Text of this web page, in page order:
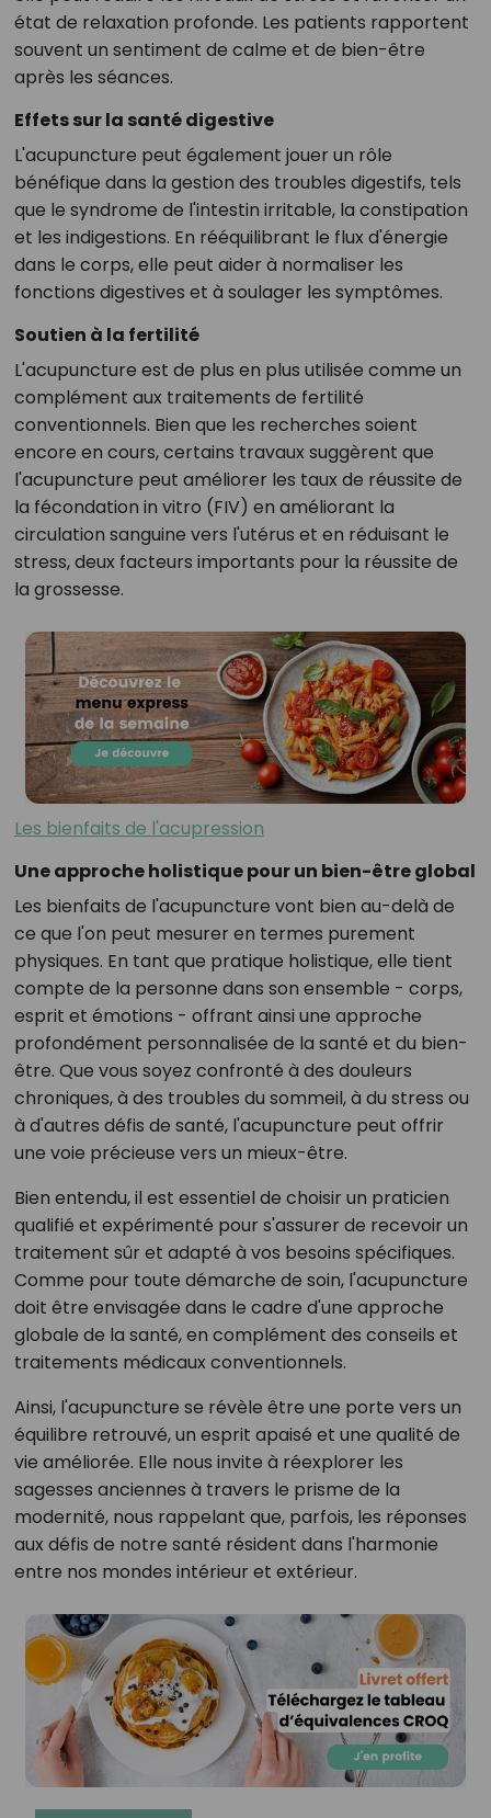
état de relaxation profonde. Les patients rapportent
souvent un sentiment de calme et de bien-être
après les séances.
Effets sur la santé digestive
L'acupuncture peut également jouer un rôle
bénéfique dans la gestion des troubles digestifs, tels
que le syndrome de l'intestin irritable, la constipation
et les indigestions. En rééquilibrant le flux d'énergie
dans le corps, elle peut aider à normaliser les
fonctions digestives et à soulager les symptômes.
Soutien à la fertilité
L'acupuncture est de plus en plus utilisée comme un
complément aux traitements de fertilité
conventionnels. Bien que les recherches soient
encore en cours, certains travaux suggèrent que
l'acupuncture peut améliorer les taux de réussite de
la fécondation in vitro (FIV) en améliorant la
circulation sanguine vers l'utérus et en réduisant le
stress, deux facteurs importants pour la réussite de
la grossesse.
Les bienfaits de l'acupression
Une approche holistique pour un bien-être global
Les bienfaits de l'acupuncture vont bien au-delà de
ce que l'on peut mesurer en termes purement
physiques. En tant que pratique holistique, elle tient
compte de la personne dans son ensemble - corps,
esprit et émotions - offrant ainsi une approche
profondément personnalisée de la santé et du bien-
être. Que vous soyez confronté à des douleurs
chroniques, à des troubles du sommeil, à du stress ou
à d'autres défis de santé, l'acupuncture peut offrir
une voie précieuse vers un mieux-être.
Bien entendu, il est essentiel de choisir un praticien
qualifié et expérimenté pour s'assurer de recevoir un
traitement sûr et adapté à vos besoins spécifiques.
Comme pour toute démarche de soin, l'acupuncture
doit être envisagée dans le cadre d'une approche
globale de la santé, en complément des conseils et
traitements médicaux conventionnels.
Ainsi, l'acupuncture se révèle être une porte vers un
équilibre retrouvé, un esprit apaisé et une qualité de
vie améliorée. Elle nous invite à réexplorer les
sagesses anciennes à travers le prisme de la
modernité, nous rappelant que, parfois, les réponses
aux défis de notre santé résident dans l'harmonie
entre nos mondes intérieur et extérieur.